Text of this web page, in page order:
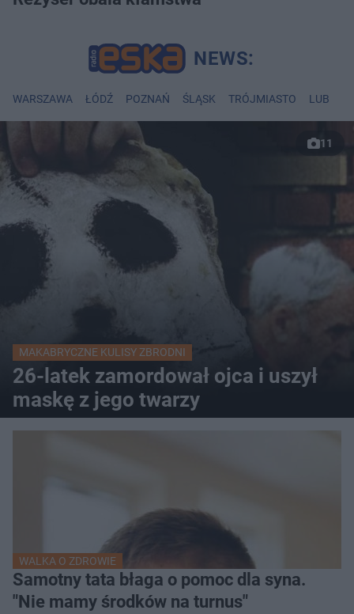
WARSZAWA ŁÓDŹ POZNAŃ ŚLĄSK TRÓJMIASTO LUBLIN
11
MAKABRYCZNE KULISY ZBRODNI
26-latek zamordował ojca i uszył
maskę z jego twarzy
WALKA O ZDROWIE
Samotny tata błaga o pomoc dla syna.
"Nie mamy środków na turnus"